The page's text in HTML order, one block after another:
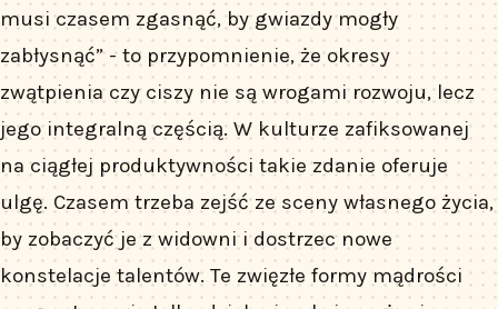
musi czasem zgasnąć, by gwiazdy mogły
zabłysnąć” - to przypomnienie, że okresy
zwątpienia czy ciszy nie są wrogami rozwoju, lecz
jego integralną częścią. W kulturze zafiksowanej
na ciągłej produktywności takie zdanie oferuje
ulgę. Czasem trzeba zejść ze sceny własnego życia,
by zobaczyć je z widowni i dostrzec nowe
konstelacje talentów. Te zwięzłe formy mądrości